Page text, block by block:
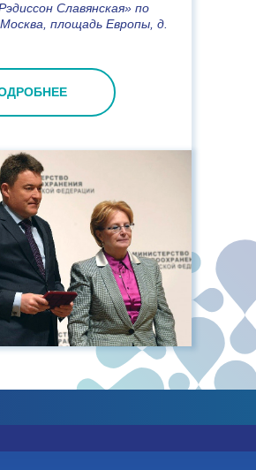
Славянская» по
площадь Европы, д.